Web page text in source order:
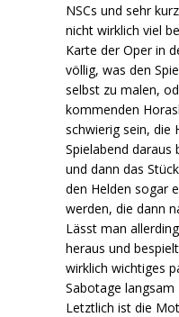
NSCs und sehr
nicht wirklich viel
Karte der Oper in
völlig, was den
selbst zu malen,
kommenden
schwierig sein, die
Spielabend
und dann das
den Helden sogar
werden, die dann
Lässt man
heraus und
wirklich wichtiges
Sabotage langsam
Letztlich ist die